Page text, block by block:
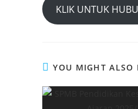
KLIK UNTUK
YOU MIGHT ALSO